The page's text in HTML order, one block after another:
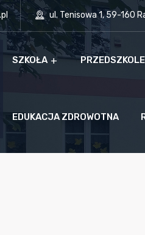
ul. Tenisowa 1, 59-160
SZKOŁA PRZEDSZKOLE
EDUKACJA ZDROWOTNA